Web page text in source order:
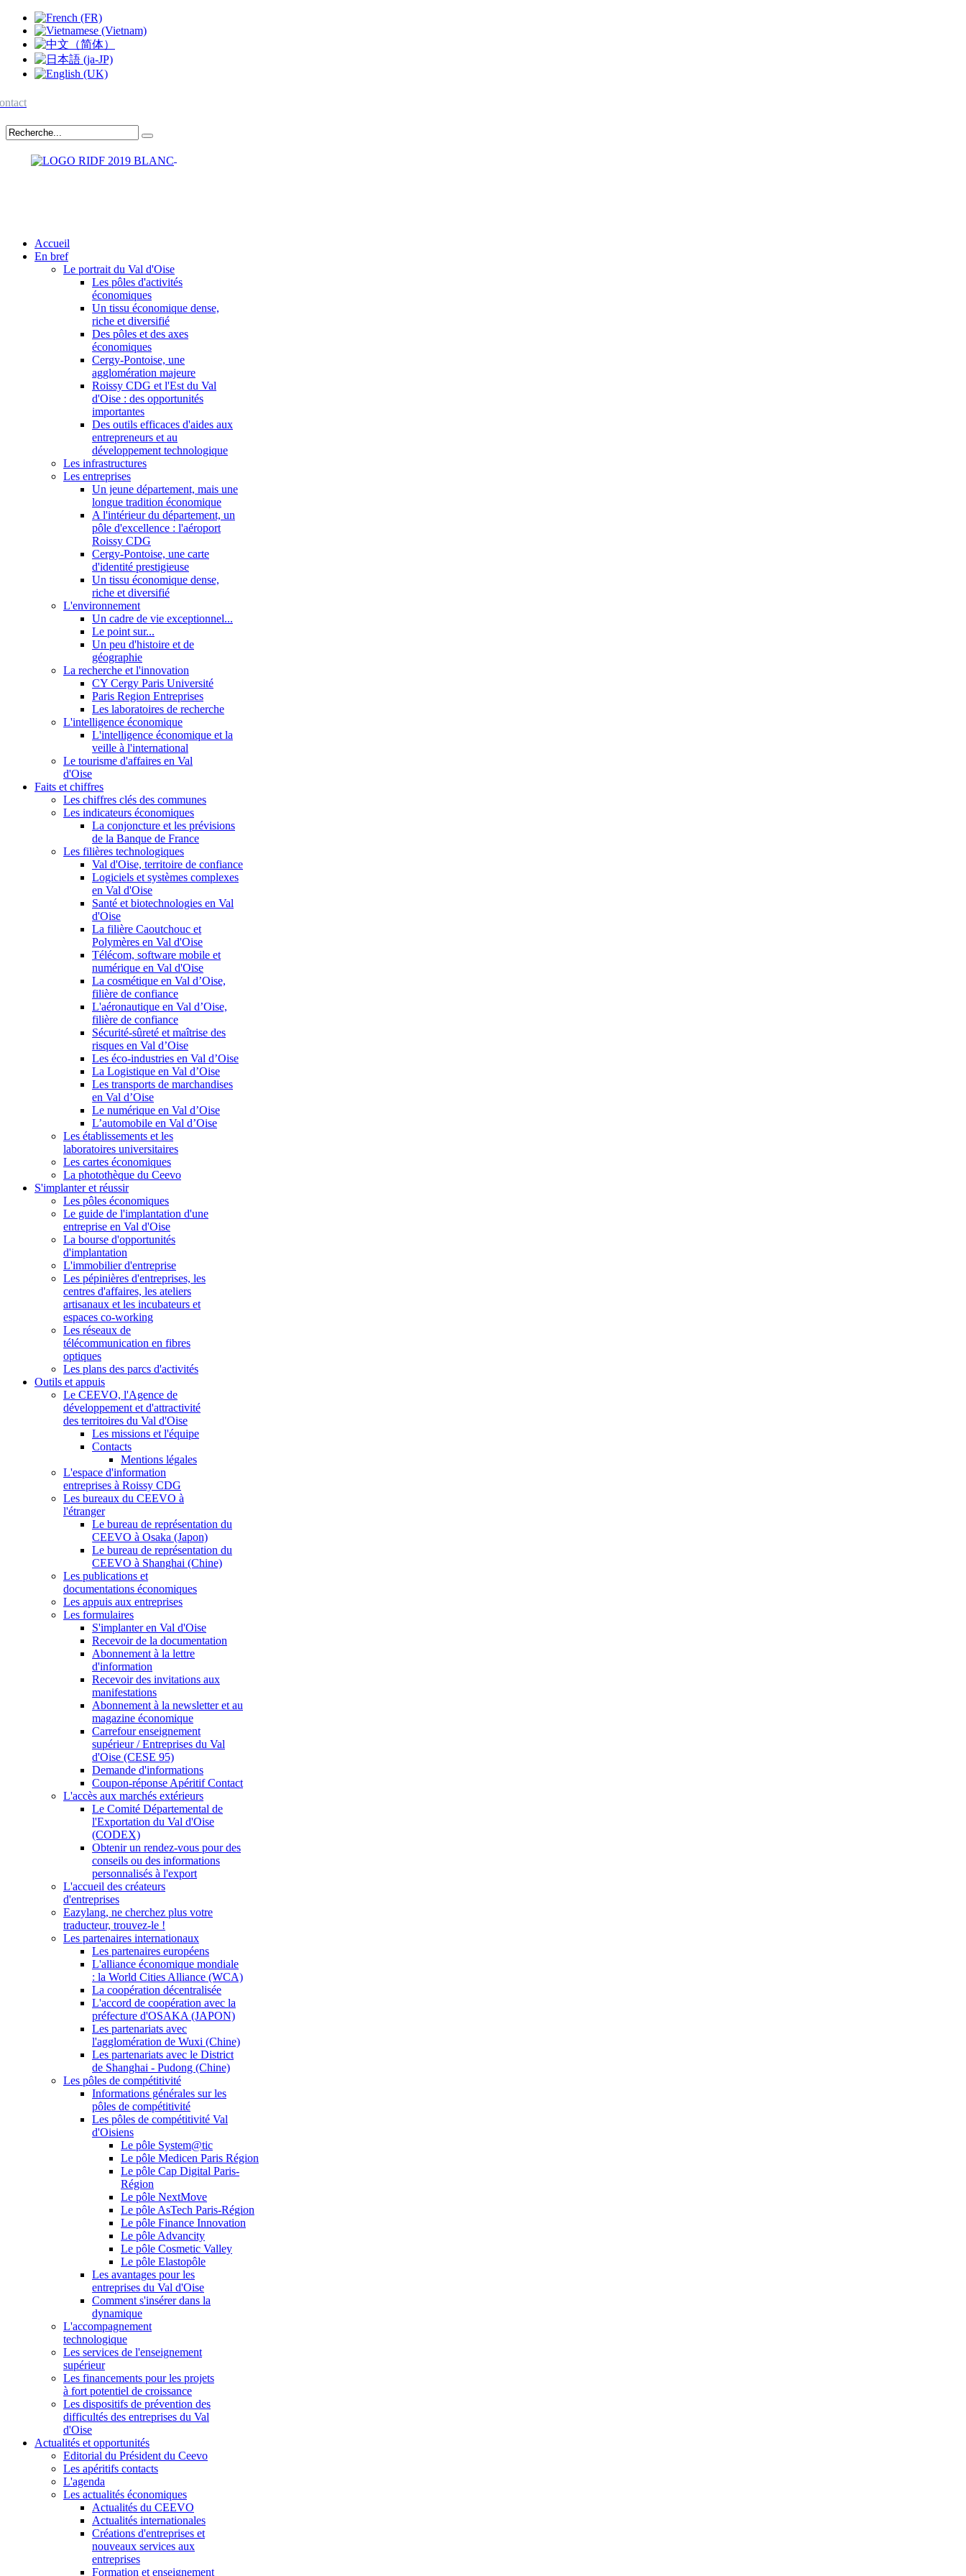
Accueil
En bref
Le portrait du Val d'Oise
Les pôles d'activités
économiques
Un tissu économique dense,
riche et diversifié
Des pôles et des axes
économiques
Cergy-Pontoise, une
agglomération majeure
Roissy CDG et l'Est du Val
d'Oise : des opportunités
importantes
Des outils efficaces d'aides aux
entrepreneurs et au
développement technologique
Les infrastructures
Les entreprises
Un jeune département, mais une
longue tradition économique
A l'intérieur du département, un
pôle d'excellence : l'aéroport
Roissy CDG
Cergy-Pontoise, une carte
d'identité prestigieuse
Un tissu économique dense,
riche et diversifié
L'environnement
Un cadre de vie exceptionnel...
Le point sur...
Un peu d'histoire et de
géographie
La recherche et l'innovation
CY Cergy Paris Université
Paris Region Entreprises
Les laboratoires de recherche
L'intelligence économique
L'intelligence économique et la
veille à l'international
Le tourisme d'affaires en Val
d'Oise
Faits et chiffres
Les chiffres clés des communes
Les indicateurs économiques
La conjoncture et les prévisions
de la Banque de France
Les filières technologiques
Val d'Oise, territoire de confiance
Logiciels et systèmes complexes
en Val d'Oise
Santé et biotechnologies en Val
d'Oise
La filière Caoutchouc et
Polymères en Val d'Oise
Télécom, software mobile et
numérique en Val d'Oise
La cosmétique en Val d’Oise,
filière de confiance
L'aéronautique en Val d’Oise,
filière de confiance
Sécurité-sûreté et maîtrise des
risques en Val d’Oise
Les éco-industries en Val d’Oise
La Logistique en Val d’Oise
Les transports de marchandises
en Val d’Oise
Le numérique en Val d’Oise
L’automobile en Val d’Oise
Les établissements et les
laboratoires universitaires
Les cartes économiques
La photothèque du Ceevo
S'implanter et réussir
Les pôles économiques
Le guide de l'implantation d'une
entreprise en Val d'Oise
La bourse d'opportunités
d'implantation
L'immobilier d'entreprise
Les pépinières d'entreprises, les
centres d'affaires, les ateliers
artisanaux et les incubateurs et
espaces co-working
Les réseaux de
télécommunication en fibres
optiques
Les plans des parcs d'activités
Outils et appuis
Le CEEVO, l'Agence de
développement et d'attractivité
des territoires du Val d'Oise
Les missions et l'équipe
Contacts
Mentions légales
L'espace d'information
entreprises à Roissy CDG
Les bureaux du CEEVO à
l'étranger
Le bureau de représentation du
CEEVO à Osaka (Japon)
Le bureau de représentation du
CEEVO à Shanghai (Chine)
Les publications et
documentations économiques
Les appuis aux entreprises
Les formulaires
S'implanter en Val d'Oise
Recevoir de la documentation
Abonnement à la lettre
d'information
Recevoir des invitations aux
manifestations
Abonnement à la newsletter et au
magazine économique
Carrefour enseignement
supérieur / Entreprises du Val
d'Oise (CESE 95)
Demande d'informations
Coupon-réponse Apéritif Contact
L'accès aux marchés extérieurs
Le Comité Départemental de
l'Exportation du Val d'Oise
(CODEX)
Obtenir un rendez-vous pour des
conseils ou des informations
personnalisés à l'export
L'accueil des créateurs
d'entreprises
Eazylang, ne cherchez plus votre
traducteur, trouvez-le !
Les partenaires internationaux
Les partenaires européens
L'alliance économique mondiale
: la World Cities Alliance (WCA)
La coopération décentralisée
L'accord de coopération avec la
préfecture d'OSAKA (JAPON)
Les partenariats avec
l'agglomération de Wuxi (Chine)
Les partenariats avec le District
de Shanghai - Pudong (Chine)
Les pôles de compétitivité
Informations générales sur les
pôles de compétitivité
Les pôles de compétitivité Val
d'Oisiens
Le pôle System@tic
Le pôle Medicen Paris Région
Le pôle Cap Digital Paris-
Région
Le pôle NextMove
Le pôle AsTech Paris-Région
Le pôle Finance Innovation
Le pôle Advancity
Le pôle Cosmetic Valley
Le pôle Elastopôle
Les avantages pour les
entreprises du Val d'Oise
Comment s'insérer dans la
dynamique
L'accompagnement
technologique
Les services de l'enseignement
supérieur
Les financements pour les projets
à fort potentiel de croissance
Les dispositifs de prévention des
difficultés des entreprises du Val
d'Oise
Actualités et opportunités
Editorial du Président du Ceevo
Les apéritifs contacts
L'agenda
Les actualités économiques
Actualités du CEEVO
Actualités internationales
Créations d'entreprises et
nouveaux services aux
entreprises
Formation et enseignement